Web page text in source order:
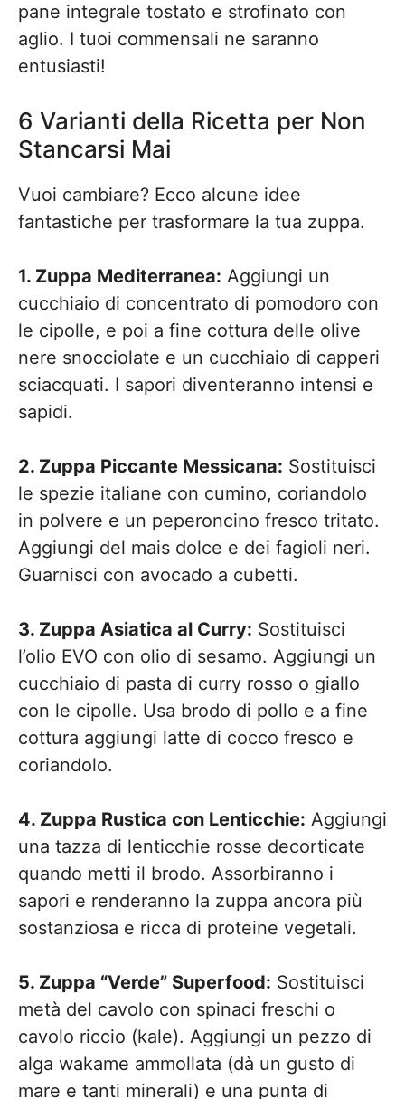
pane integrale tostato e strofinato con
aglio. I tuoi commensali ne saranno
entusiasti!
6 Varianti della Ricetta per Non
Stancarsi Mai
Vuoi cambiare? Ecco alcune idee
fantastiche per trasformare la tua zuppa.
1. Zuppa Mediterranea: Aggiungi un
cucchiaio di concentrato di pomodoro con
le cipolle, e poi a fine cottura delle olive
nere snocciolate e un cucchiaio di capperi
sciacquati. I sapori diventeranno intensi e
sapidi.
2. Zuppa Piccante Messicana: Sostituisci
le spezie italiane con cumino, coriandolo
in polvere e un peperoncino fresco tritato.
Aggiungi del mais dolce e dei fagioli neri.
Guarnisci con avocado a cubetti.
3. Zuppa Asiatica al Curry: Sostituisci
l’olio EVO con olio di sesamo. Aggiungi un
cucchiaio di pasta di curry rosso o giallo
con le cipolle. Usa brodo di pollo e a fine
cottura aggiungi latte di cocco fresco e
coriandolo.
4. Zuppa Rustica con Lenticchie: Aggiungi
una tazza di lenticchie rosse decorticate
quando metti il brodo. Assorbiranno i
sapori e renderanno la zuppa ancora più
sostanziosa e ricca di proteine vegetali.
5. Zuppa “Verde” Superfood: Sostituisci
metà del cavolo con spinaci freschi o
cavolo riccio (kale). Aggiungi un pezzo di
alga wakame ammollata (dà un gusto di
mare e tanti minerali) e una punta di